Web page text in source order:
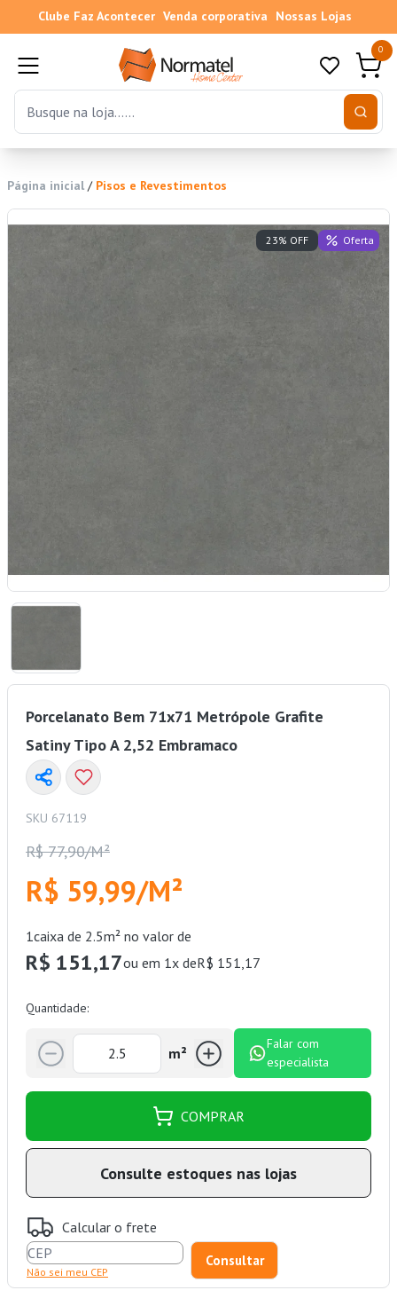
Clube Faz Acontecer Venda corporativa Nossas Lojas
0
Página inicial / Pisos e Revestimentos
23% OFF Oferta
Porcelanato Bem 71x71 Metrópole Grafite
Satiny Tipo A 2,52 Embramaco
SKU 67119
R$ 77,90/M²
R$ 59,99/M²
1caixa de 2.5m² no valor de
R$ 151,17ou em 1x deR$ 151,17
Quantidade:
m²
Falar com
especialista
COMPRAR
Consulte estoques nas lojas
Calcular o frete
Não sei meu CEP